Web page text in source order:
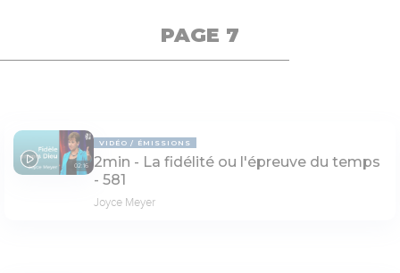
PAGE 7
02:16
VIDÉO ÉMISSIONS
2min - La fidélité ou l'épreuve du temps
- 581
Joyce Meyer